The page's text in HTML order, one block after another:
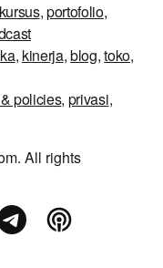
kursus,portofolio,
, kinerja,blog,toko,
policies, privasi,
All rights